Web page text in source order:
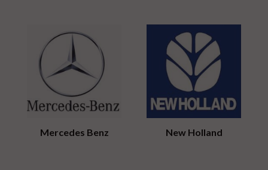
Mercedes Benz New Holland